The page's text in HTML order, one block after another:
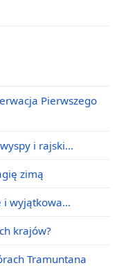
Pierwszego
i rajski…
zimą
i wyjątkowa…
krajów?
Tramuntana